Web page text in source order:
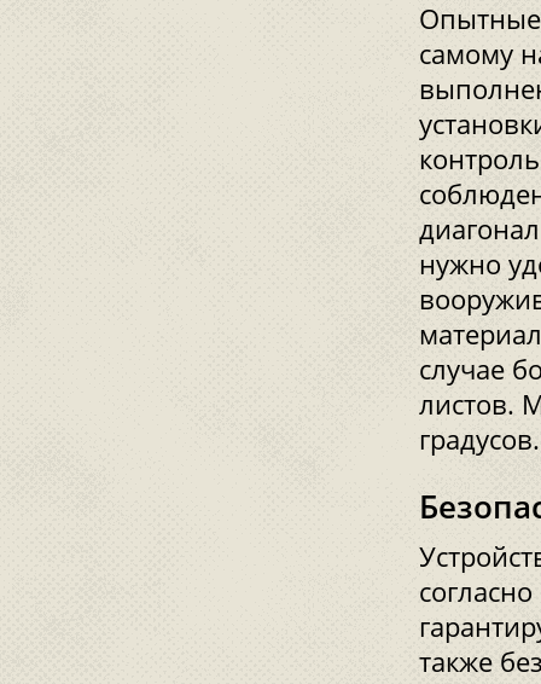
Опытные
самому
нужно
случае
листов.
градусов.
также